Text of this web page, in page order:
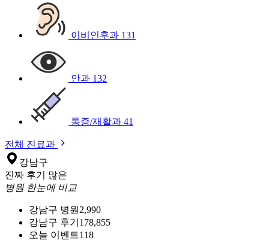
이비인후과 131
안과 132
통증/재활과 41
전체 진료과
강남구
진짜 후기 많은
병원 한눈에 비교
강남구 병원 2,990
강남구 후기 178,855
오늘 이벤트118